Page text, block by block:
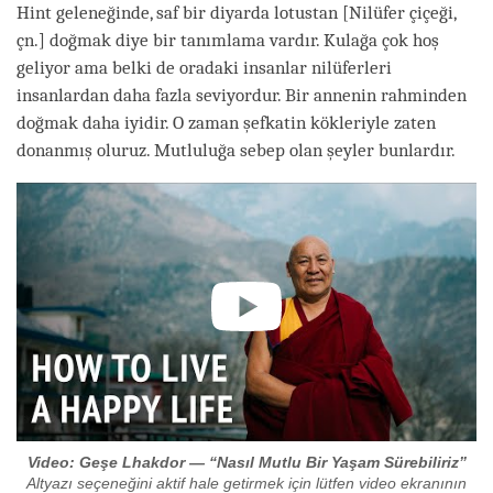
Hint geleneğinde, saf bir diyarda lotustan [Nilüfer çiçeği,
çn.] doğmak diye bir tanımlama vardır. Kulağa çok hoş
geliyor ama belki de oradaki insanlar nilüferleri
insanlardan daha fazla seviyordur. Bir annenin rahminden
doğmak daha iyidir. O zaman şefkatin kökleriyle zaten
donanmış oluruz. Mutluluğa sebep olan şeyler bunlardır.
Video: Geşe Lhakdor — “Nasıl Mutlu Bir Yaşam Sürebiliriz”
Altyazı seçeneğini aktif hale getirmek için lütfen video ekranının